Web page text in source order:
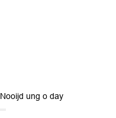
Nooijd ung o day